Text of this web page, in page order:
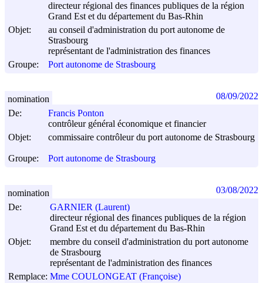
directeur régional des finances publiques de la région
Grand Est et du département du Bas-Rhin
Objet:
au conseil d'administration du port autonome de
Strasbourg
représentant de l'administration des finances
Groupe:
Port autonome de Strasbourg
De:
Francis Ponton
contrôleur général économique et financier
Objet:
commissaire contrôleur du port autonome de Strasbourg
Groupe: Port autonome de Strasbourg
nomination 08/09/2022
De:
GARNIER (Laurent)
directeur régional des finances publiques de la région
Grand Est et du département du Bas-Rhin
Objet:
membre du conseil d'administration du port autonome
de Strasbourg
représentant de l'administration des finances
Remplace: Mme COULONGEAT (Françoise)
nomination 03/08/2022